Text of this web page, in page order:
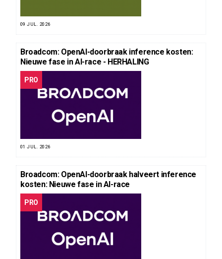
09 JUL. 2026
Broadcom: OpenAI-doorbraak inference kosten:
Nieuwe fase in AI-race - HERHALING
PRO
01 JUL. 2026
Broadcom: OpenAI-doorbraak halveert inference
kosten: Nieuwe fase in AI-race
PRO